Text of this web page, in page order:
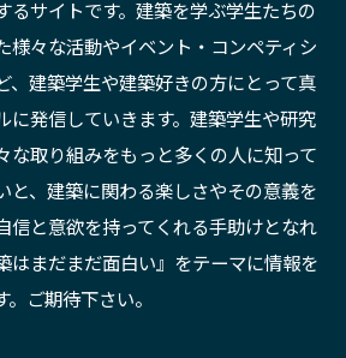
るサイトです。建築を学ぶ学生たちの
様々な活動やイベント・コンペティシ
、建築学生や建築好きの方にとって真
に発信していきます。建築学生や研究
な取り組みをもっと多くの人に知って
と、建築に関わる楽しさやその意義を
信と意欲を持ってくれる手助けとなれ
はまだまだ面白い』をテーマに情報を
ご期待下さい。